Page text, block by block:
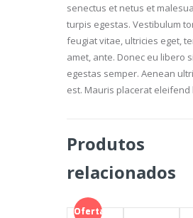
senectus et netus et
turpis egestas. Vestibulum
feugiat vitae, ultricies eget,
amet, ante. Donec eu libero
egestas semper. Aenean
est. Mauris placerat eleifend
Produtos
relacionados
Oferta!